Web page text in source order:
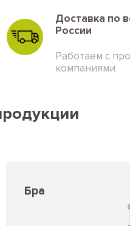
Доставка по
России
Работаем с
компаниями
Бра